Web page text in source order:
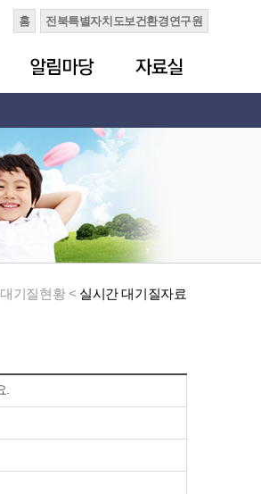
홈 전북특별자치도보건환경연구원
기질현황 < 실시간 대기질자료